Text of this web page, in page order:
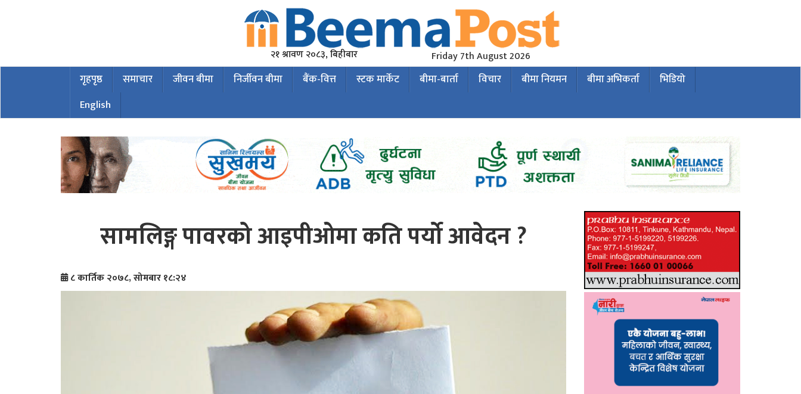
२१ श्रावण २०८३, बिहीबार Friday 7th August 2026
गृहपृष्ठ समाचार जीवन बीमा निर्जीवन बीमा बैंक-वित्त स्टक मार्केट बीमा-बार्ता विचार बीमा नियमन बीमा अभिकर्ता
भिडियो
English
सामलिङ्ग पावरको आइपीओमा कति पर्यो आवेदन ?
८ कार्तिक २०७८, सोमबार १८:२४